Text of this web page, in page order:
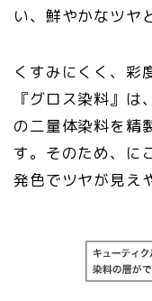
い、鮮やかなツヤ
くすみにくく、彩
『グロス染料』
の二量体染料を精
す。そのため、に
発色でツヤが見え